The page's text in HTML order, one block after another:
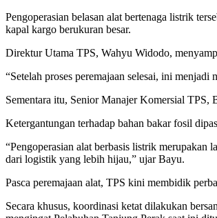
Pengoperasian belasan alat bertenaga listrik
kapal kargo berukuran besar.
Direktur Utama TPS, Wahyu Widodo,
“Setelah proses peremajaan selesai, ini
Sementara itu, Senior Manajer Komersial TPS,
Ketergantungan terhadap bahan bakar fosil
“Pengoperasian alat berbasis listrik
dari logistik yang lebih hijau,” ujar Bayu.
Pasca peremajaan alat, TPS kini membidik
Secara khusus, koordinasi ketat dilakukan